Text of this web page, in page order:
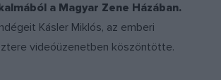
a Magyar Zene Házában.
Kásler Miklós, az emberi
videóüzenetben köszöntötte.